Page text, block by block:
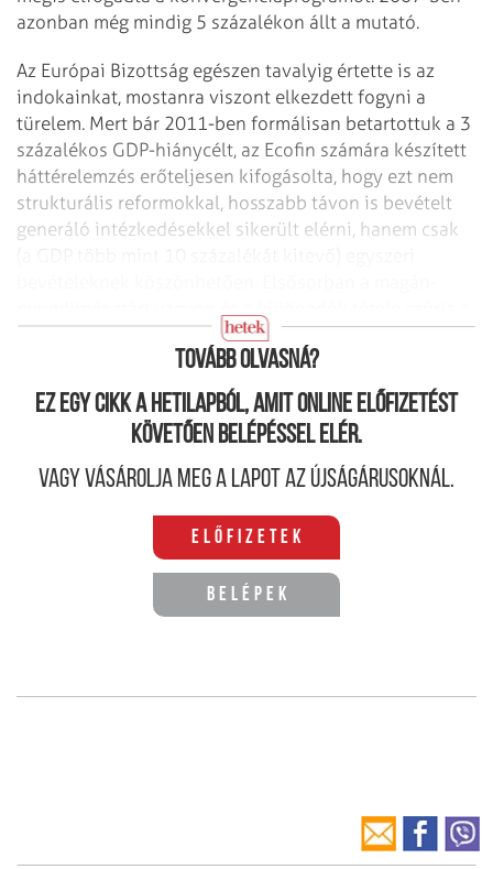
azonban még mindig 5 százalékon állt a mutató.
Az Európai Bizottság egészen tavalyig értette is az
indokainkat, mostanra viszont elkezdett fogyni a
türelem. Mert bár 2011-ben formálisan betartottuk a 3
százalékos GDP-hiánycélt, az Ecofin számára készített
háttérelemzés erőteljesen kifogásolta, hogy ezt nem
strukturális reformokkal, hosszabb távon is bevételt
generáló intézkedésekkel sikerült elérni, hanem csak
Tovább olvasná?
Ez egy cikk a hetilapból, amit online előfizetést
követően belépéssel elér.
Vagy vásárolja meg a lapot az újságárusoknál.
Előfizetek
Belépek